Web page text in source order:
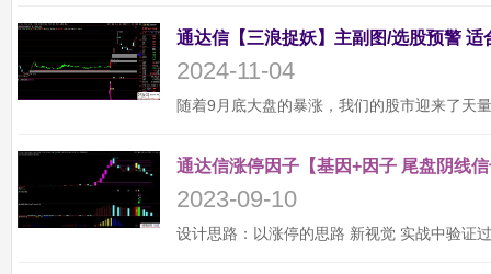
2024-11-04
通达信涨停因子【基因+因子 尾盘阴线
2023-09-10